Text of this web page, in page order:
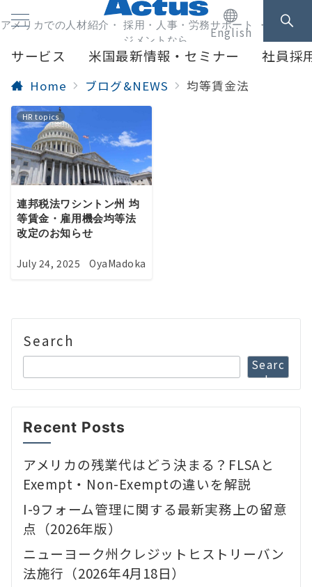
アメリカでの人材紹介・ 採用・人事・労務サポート ・人事マネ
ジメントなら
English
サービス 米国最新情報・セミナー 社員採
Home ブログ&NEWS 均等賃金法
HR topics
連邦税法ワシントン州 均
等賃金・雇用機会均等法
改定のお知らせ
July 24, 2025 OyaMadoka
Search
Searc
h
Recent Posts
アメリカの残業代はどう決まる？FLSAと
Exempt・Non-Exemptの違いを解説
I-9フォーム管理に関する最新実務上の留意
点（2026年版）
ニューヨーク州クレジットヒストリーバン
法施行（2026年4月18日）